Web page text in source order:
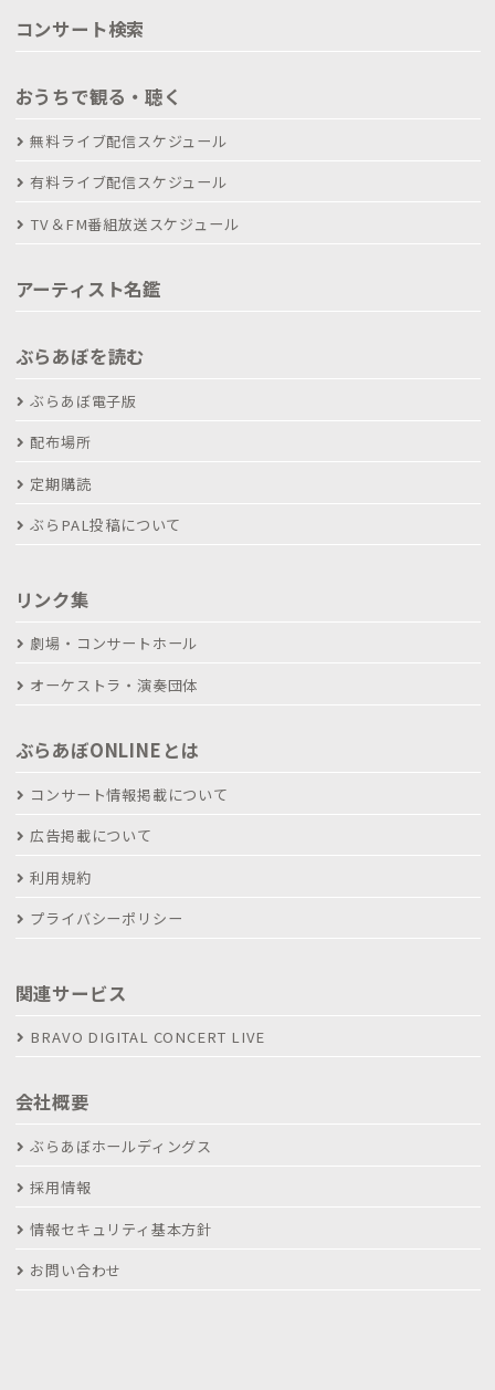
コンサート検索
おうちで観る・聴く
無料ライブ配信スケジュール
有料ライブ配信スケジュール
TV＆FM番組放送スケジュール
アーティスト名鑑
ぶらあぼを読む
ぶらあぼ電子版
配布場所
定期購読
ぶらPAL投稿について
リンク集
劇場・コンサートホール
オーケストラ・演奏団体
ぶらあぼONLINEとは
コンサート情報掲載について
広告掲載について
利用規約
プライバシーポリシー
関連サービス
BRAVO DIGITAL CONCERT LIVE
会社概要
ぶらあぼホールディングス
採用情報
情報セキュリティ基本方針
お問い合わせ